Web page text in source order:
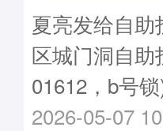
夏亮发给自
区城门洞自
01612，b号
2026-05-07